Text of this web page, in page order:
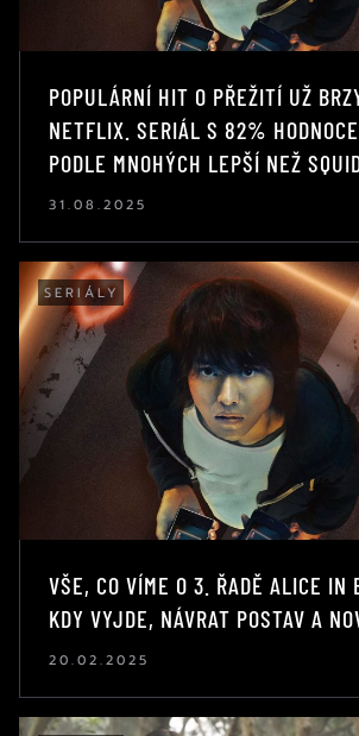
POPULÁRNÍ HIT O PŘEŽITÍ UŽ
NETFLIX. SERIÁL S 82%
PODLE MNOHÝCH LEPŠÍ NEŽ
31.08.2025
SERIÁLY
VŠE, CO VÍME O 3. ŘADĚ ALICE IN
KDY VYJDE, NÁVRAT POSTAV A
20.02.2025